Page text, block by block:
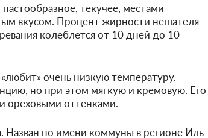
текучее, местами
вкусом. Процент жирности нешателя
колеблется от 10 дней до 10
очень низкую температуру.
но при этом мягкую и кремовую. Его
ореховыми оттенками.
Назван по имени коммуны в регионе Иль-